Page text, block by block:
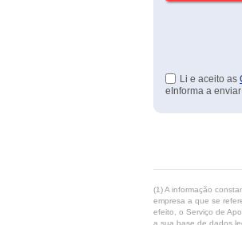
Li e aceito as
eInforma a
(1) A informação
empresa a que se
efeito, o Serviço de
a sua base de dados